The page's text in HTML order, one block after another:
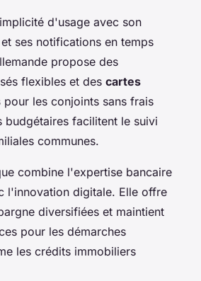
d'usage avec son
ses notifications en temps
propose des
flexibles et des cartes
pour les conjoints sans frais
budgétaires facilitent le suivi
communes.
combine l'expertise bancaire
l'innovation digitale. Elle offre
diversifiées et maintient
pour les démarches
les crédits immobiliers